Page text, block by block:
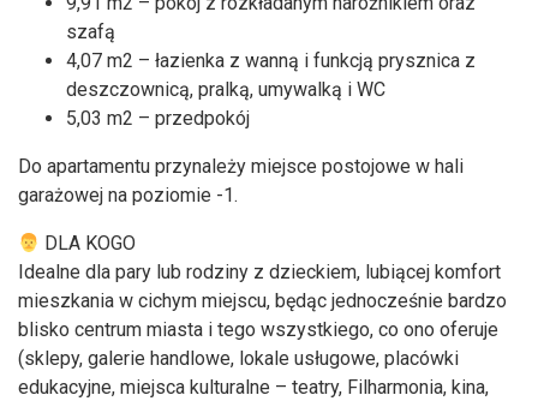
szafą
4,07 m2 – łazienka z wanną i funkcją prysznica z
deszczownicą, pralką, umywalką i WC
5,03 m2 – przedpokój
Do apartamentu przynależy miejsce postojowe w hali
garażowej na poziomie -1.
DLA KOGO
Idealne dla pary lub rodziny z dzieckiem, lubiącej komfort
mieszkania w cichym miejscu, będąc jednocześnie bardzo
blisko centrum miasta i tego wszystkiego, co ono oferuje
(sklepy, galerie handlowe, lokale usługowe, placówki
edukacyjne, miejsca kulturalne – teatry, Filharmonia, kina,